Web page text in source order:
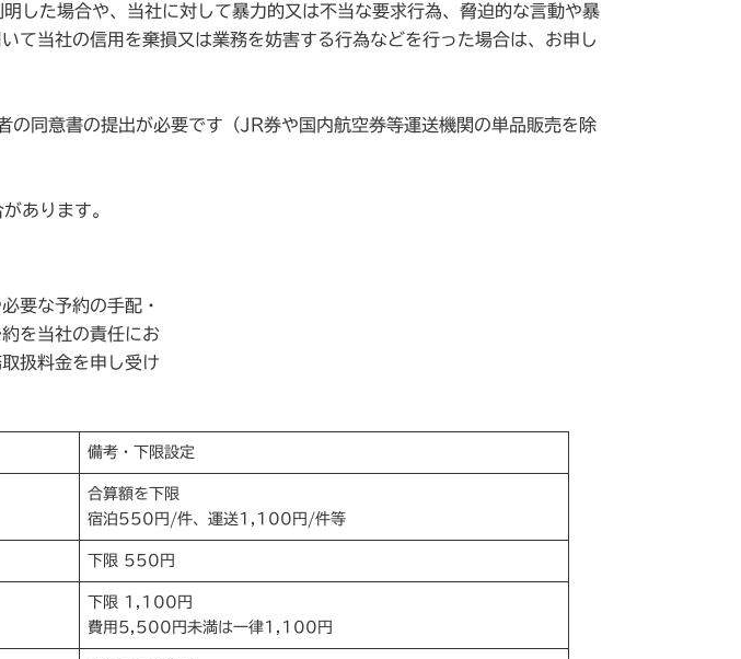
した場合や、当社に対して暴力的又は不当な要求行為、脅迫的な言動や暴
て当社の信用を棄損又は業務を妨害する行為などを行った場合は、お申し
同意書の提出が必要です（JR券や国内航空券等運送機関の単品販売を除
あります。
要な予約の手配・
を当社の責任にお
扱料金を申し受け
備考・下限設定
合算額を下限
宿泊550円/件、運送1,100円/件等
下限 550円
下限 1,100円
費用5,500円未満は一律1,100円